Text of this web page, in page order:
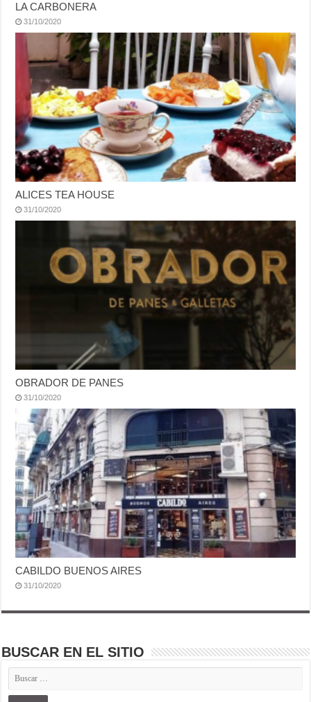
LA CARBONERA
31/10/2020
ALICES TEA HOUSE
31/10/2020
OBRADOR DE PANES
31/10/2020
CABILDO BUENOS AIRES
31/10/2020
BUSCAR EN EL SITIO